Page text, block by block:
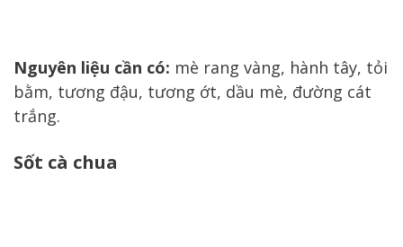
Nguyên liệu cần có: mè rang vàng, hành tây, tỏi
bằm, tương đậu, tương ớt, dầu mè, đường cát
trắng.
Sốt cà chua